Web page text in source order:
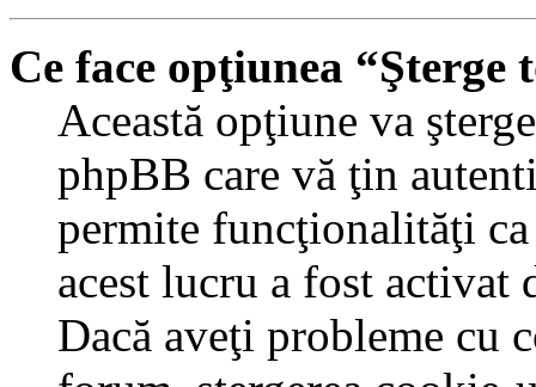
Ce face opţiunea
Această opţiune va
phpBB care vă ţin
permite funcţionalităţi
acest lucru a fost
Dacă aveţi probleme cu